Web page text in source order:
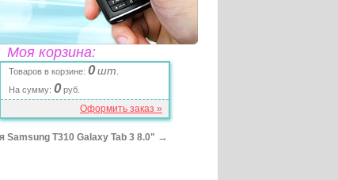
Моя корзина:
Товаров в корзине: 0шт.
На сумму: 0руб.
Оформить заказ »
Samsung T310 Galaxy Tab 3 8.0" →